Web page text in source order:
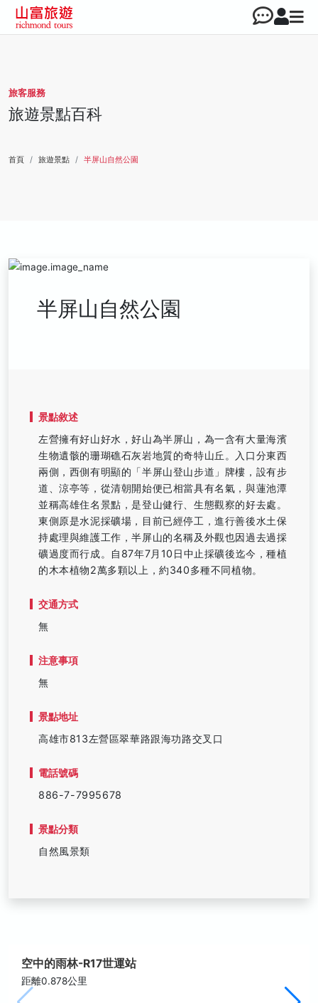
旅客服務
旅遊景點百科
首頁 旅遊景點 半屏山自然公園
半屏山自然公園
景點敘述
左營擁有好山好水，好山為半屏山，為一含有大量海濱
生物遺骸的珊瑚礁石灰岩地質的奇特山丘。入口分東西
兩側，西側有明顯的「半屏山登山步道」牌樓，設有步
道、涼亭等，從清朝開始便已相當具有名氣，與蓮池潭
並稱高雄住名景點，是登山健行、生態觀察的好去處。
東側原是水泥採礦場，目前已經停工，進行善後水土保
持處理與維護工作，半屏山的名稱及外觀也因過去過採
礦過度而行成。自87年7月10日中止採礦後迄今，種植
的木本植物2萬多顆以上，約340多種不同植物。
交通方式
無
注意事項
無
景點地址
高雄市813左營區翠華路跟海功路交叉口
電話號碼
886-7-7995678
景點分類
自然風景類
空中的雨林-R17世運站
距離0.878公里